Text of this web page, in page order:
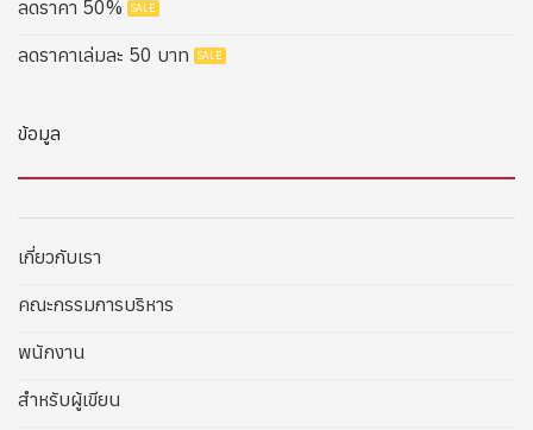
ลดราคา 50%
ลดราคาเล่มละ 50 บาท
ข้อมูล
เกี่ยวกับเรา
คณะกรรมการบริหาร
พนักงาน
สำหรับผู้เขียน